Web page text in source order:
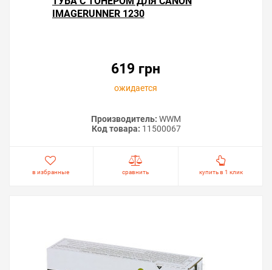
IMAGERUNNER 1230
619 грн
ожидается
Производитель: WWM
Код товара: 11500067
в избранные сравнить купить в 1 клик